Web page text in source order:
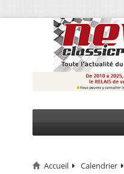
Accueil Calendrier